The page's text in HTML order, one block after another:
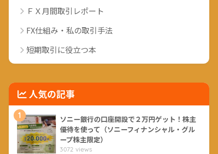
ＦＸ月間取引レポート
FX仕組み・私の取引手法
短期取引に役立つ本
人気の記事
1
ソニー銀行の口座開設で２万円ゲット！株主
優待を使って（ソニーフィナンシャル・グル
ープ株主限定）
3072 views